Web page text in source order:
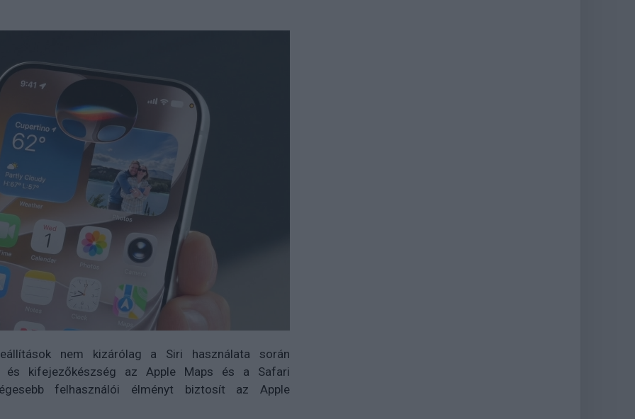
nem kizárólag a Siri használata során
és kifejezőkészség az Apple Maps és a Safari
felhasználói élményt biztosít az Apple